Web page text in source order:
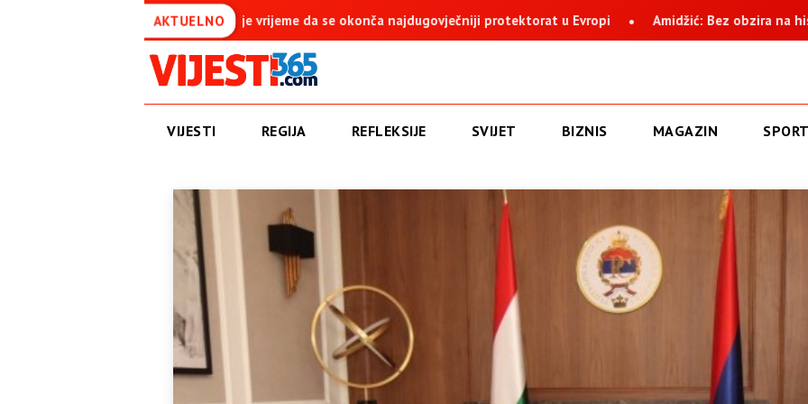
AKTUELNO
Krajnje vrijeme da se okonča najdugovječniji protektorat u Evropi Amidžić: Bez obzira na histeriju i nervozu, Suljagić i
VIJESTI REGIJA REFLEKSIJE SVIJET BIZNIS MAGAZIN SPORT